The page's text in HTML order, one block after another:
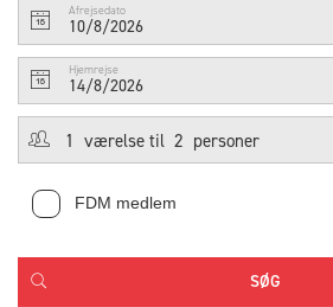
Afrejsedato
10/8/2026
Hjemrejse
14/8/2026
FDM medlem